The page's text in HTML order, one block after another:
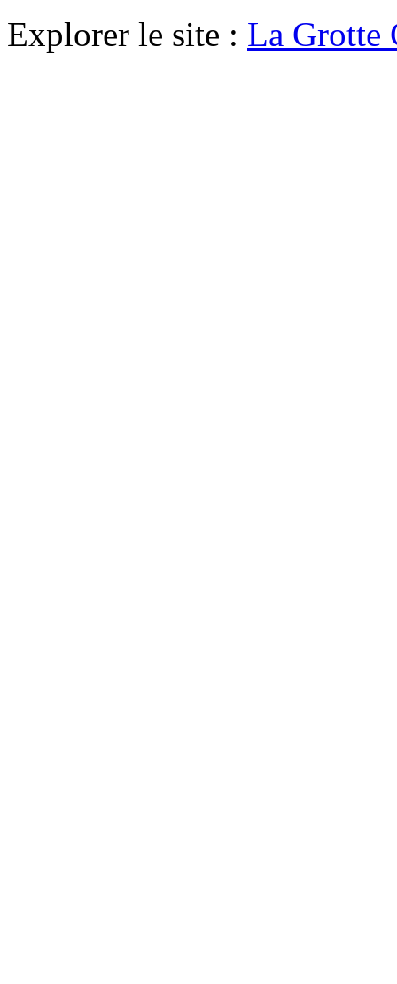
Explorer le site : La Grotte